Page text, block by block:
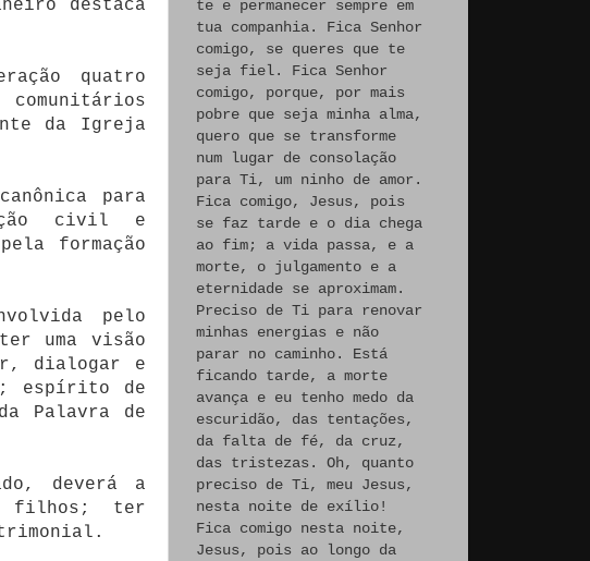
destaca
quatro
da Igreja
para
civil e
formação
pelo
uma visão
dialogar e
espírito de
Palavra de
deverá a
filhos; ter
te e permanecer sempre em
tua companhia. Fica Senhor
comigo, se queres que te
seja fiel. Fica Senhor
comigo, porque, por mais
pobre que seja minha alma,
quero que se transforme
num lugar de consolação
para Ti, um ninho de amor.
Fica comigo, Jesus, pois
se faz tarde e o dia chega
ao fim; a vida passa, e a
morte, o julgamento e a
eternidade se aproximam.
Preciso de Ti para renovar
minhas energias e não
parar no caminho. Está
ficando tarde, a morte
avança e eu tenho medo da
escuridão, das tentações,
da falta de fé, da cruz,
das tristezas. Oh, quanto
preciso de Ti, meu Jesus,
nesta noite de exílio!
Fica comigo nesta noite,
Jesus, pois ao longo da